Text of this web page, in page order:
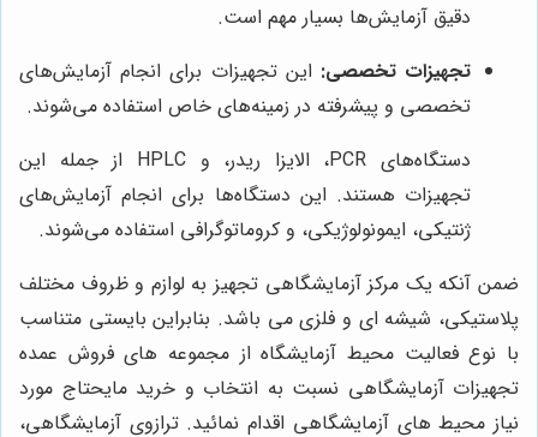
دقیق آزمایش‌ها بسیار مهم است.
تجهیزات تخصصی: این تجهیزات برای انجام آزمایش‌های
تخصصی و پیشرفته در زمینه‌های خاص استفاده می‌شوند.
دستگاه‌های PCR، الایزا ریدر، و HPLC از جمله این
تجهیزات هستند. این دستگاه‌ها برای انجام آزمایش‌های
ژنتیکی، ایمونولوژیکی، و کروماتوگرافی استفاده می‌شوند.
ضمن آنکه یک مرکز آزمایشگاهی تجهیز به لوازم و ظروف مختلف
پلاستیکی، شیشه ای و فلزی می باشد. بنابراین بایستی متناسب
با نوع فعالیت محیط آزمایشگاه از مجموعه های فروش عمده
تجهیزات آزمایشگاهی نسبت به انتخاب و خرید مایحتاج مورد
نیاز محیط های آزمایشگاهی اقدام نمائید. ترازوی آزمایشگاهی،